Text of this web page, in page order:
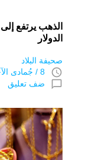
الدولار
صحيفة البلاد
access_time 8 / جُمادى اﻵخرة / 1440 هـ 13 فبراير 2019
chat_bubble_outline ضف تعليق